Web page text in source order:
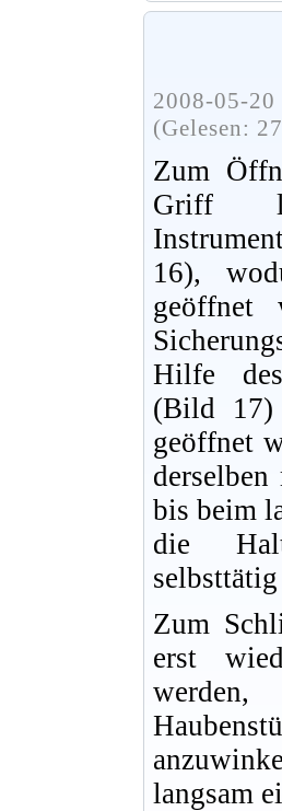
2008-05-
(Gelesen:
Zum
Griff
16),
Hilfe
(Bild 17)
geöffnet
bis beim
die
Zum
erst
langsam